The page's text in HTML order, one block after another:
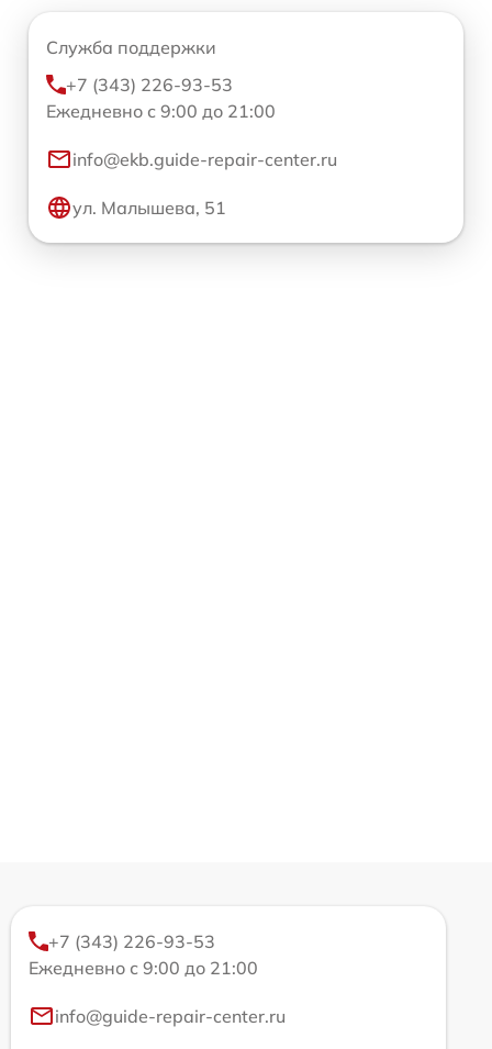
Служба поддержки
+7 (343) 226-93-53
Ежедневно с 9:00 до 21:00
info@ekb.guide-repair-center.ru
ул. Малышева, 51
+7 (343) 226-93-53
Ежедневно с 9:00 до 21:00
info@guide-repair-center.ru